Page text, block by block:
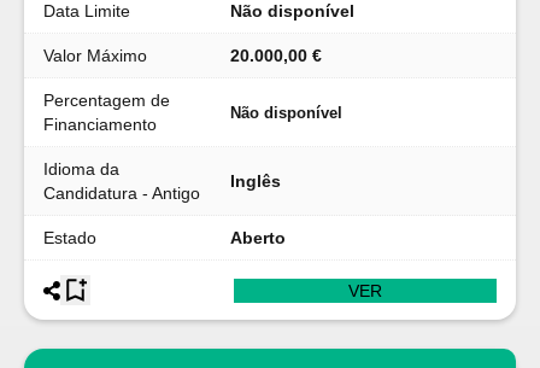
Data Limite Não disponível
Valor Máximo 20.000,00 €
Percentagem de
Financiamento
Não disponível
Idioma da
Candidatura - Antigo
Inglês
Estado Aberto
VER